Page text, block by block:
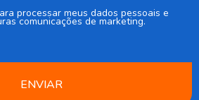
processar meus dados pessoais e
comunicações de marketing.
ENVIAR